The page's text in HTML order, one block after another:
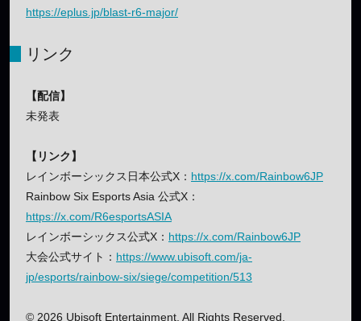
https://eplus.jp/blast-r6-major/
リンク
【配信】
未発表
【リンク】
レインボーシックス日本公式X： https://x.com/Rainbow6JP
Rainbow Six Esports Asia 公式X：
https://x.com/R6esportsASIA
レインボーシックス公式X： https://x.com/Rainbow6JP
大会公式サイト： https://www.ubisoft.com/ja-
jp/esports/rainbow-six/siege/competition/513
© 2026 Ubisoft Entertainment. All Rights Reserved.